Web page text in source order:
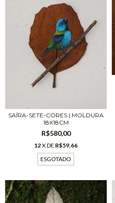
SAÍRA-SETE-CORES | MOLDURA
18X18CM
R$580,00
12X DE R$59,66
ESGOTADO